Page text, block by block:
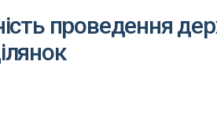
проведення